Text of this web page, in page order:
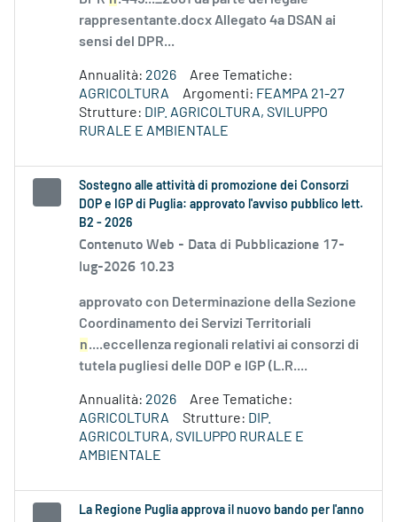
rappresentante.docx Allegato 4a DSAN ai
sensi del DPR...
Annualità: 2026
Aree Tematiche:
AGRICOLTURA
Argomenti: FEAMPA 21-27
Strutture: DIP. AGRICOLTURA, SVILUPPO
RURALE E AMBIENTALE
Sostegno alle attività di promozione dei Consorzi
DOP e IGP di Puglia: approvato l'avviso pubblico lett.
B2 - 2026
Contenuto Web - Data di Pubblicazione 17-
lug-2026 10.23
approvato con Determinazione della Sezione
Coordinamento dei Servizi Territoriali
n....eccellenza regionali relativi ai consorzi di
tutela pugliesi delle DOP e IGP (L.R....
Annualità: 2026
Aree Tematiche:
AGRICOLTURA
Strutture: DIP.
AGRICOLTURA, SVILUPPO RURALE E
AMBIENTALE
La Regione Puglia approva il nuovo bando per l'anno